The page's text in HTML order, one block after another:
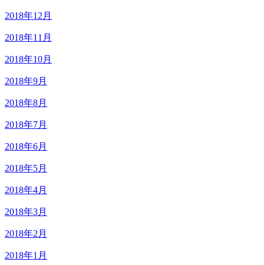
2018年12月
2018年11月
2018年10月
2018年9月
2018年8月
2018年7月
2018年6月
2018年5月
2018年4月
2018年3月
2018年2月
2018年1月